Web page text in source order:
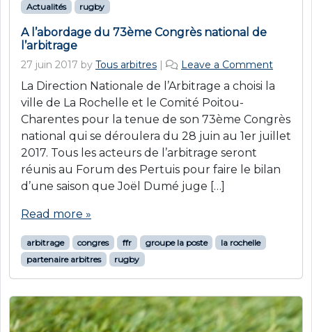
Actualités rugby
A l’abordage du 73ème Congrès national de
l’arbitrage
27 juin 2017 by Tous arbitres | Leave a Comment
La Direction Nationale de l’Arbitrage a choisi la
ville de La Rochelle et le Comité Poitou-
Charentes pour la tenue de son 73ème Congrès
national qui se déroulera du 28 juin au 1er juillet
2017. Tous les acteurs de l’arbitrage seront
réunis au Forum des Pertuis pour faire le bilan
d’une saison que Joël Dumé juge […]
Read more »
arbitrage congres ffr groupe la poste
la rochelle
partenaire arbitres
rugby